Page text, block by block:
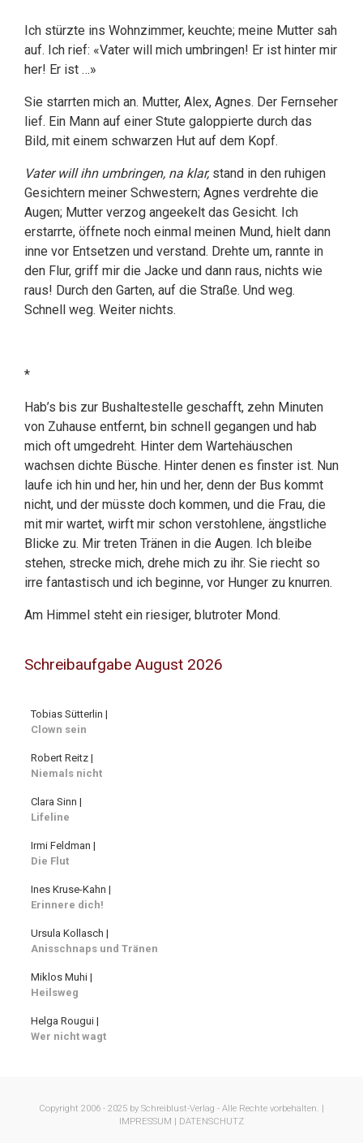
Ich stürzte ins Wohnzimmer, keuchte; meine Mutter sah
auf. Ich rief: «Vater will mich umbringen! Er ist hinter mir
her! Er ist …»
Sie starrten mich an. Mutter, Alex, Agnes. Der Fernseher
lief. Ein Mann auf einer Stute galoppierte durch das
Bild, mit einem schwarzen Hut auf dem Kopf.
Vater will ihn umbringen, na klar,stand in den ruhigen
Gesichtern meiner Schwestern; Agnes verdrehte die
Augen; Mutter verzog angeekelt das Gesicht. Ich
erstarrte, öffnete noch einmal meinen Mund, hielt dann
inne vor Entsetzen und verstand. Drehte um, rannte in
den Flur, griff mir die Jacke und dann raus, nichts wie
raus! Durch den Garten, auf die Straße. Und weg.
Schnell weg. Weiter nichts.
*
Hab’s bis zur Bushaltestelle geschafft, zehn Minuten
von Zuhause entfernt, bin schnell gegangen und hab
mich oft umgedreht. Hinter dem Wartehäuschen
wachsen dichte Büsche. Hinter denen es finster ist. Nun
laufe ich hin und her, hin und her, denn der Bus kommt
nicht, und der müsste doch kommen, und die Frau, die
mit mir wartet, wirft mir schon verstohlene, ängstliche
Blicke zu. Mir treten Tränen in die Augen. Ich bleibe
stehen, strecke mich, drehe mich zu ihr. Sie riecht so
irre fantastisch und ich beginne, vor Hunger zu knurren.
Am Himmel steht ein riesiger, blutroter Mond.
Schreibaufgabe August 2026
Tobias Sütterlin |
Clown sein
Robert Reitz |
Niemals nicht
Clara Sinn |
Lifeline
Irmi Feldman |
Die Flut
Ines Kruse-Kahn |
Erinnere dich!
Ursula Kollasch |
Anisschnaps und Tränen
Miklos Muhi |
Heilsweg
Helga Rougui |
Wer nicht wagt
Copyright 2006 - 2025 by Schreiblust-Verlag - Alle Rechte vorbehalten. |
IMPRESSUM |
DATENSCHUTZ